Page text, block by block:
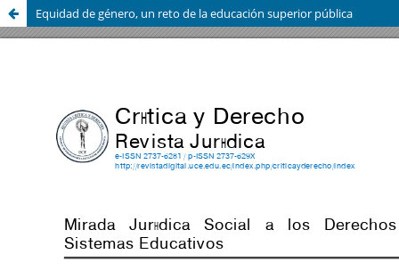
Equidad de género, un reto de la educación superior pública